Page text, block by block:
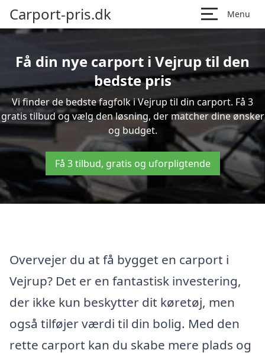
Carport-pris.dk Menu
Få din nye carport i Vejrup til den
bedste pris
Vi finder de bedste fagfolk i Vejrup til din carport. Få 3
gratis tilbud og vælg den løsning, der matcher dine ønsker
og budget.
Få 3 tilbud, gratis og uforpligtende
Overvejer du at få bygget en carport i
Vejrup? Det er en fantastisk investering,
der ikke kun beskytter dit køretøj, men
også tilføjer værdi til din bolig. Med den
rette carport kan du skabe mere plads og